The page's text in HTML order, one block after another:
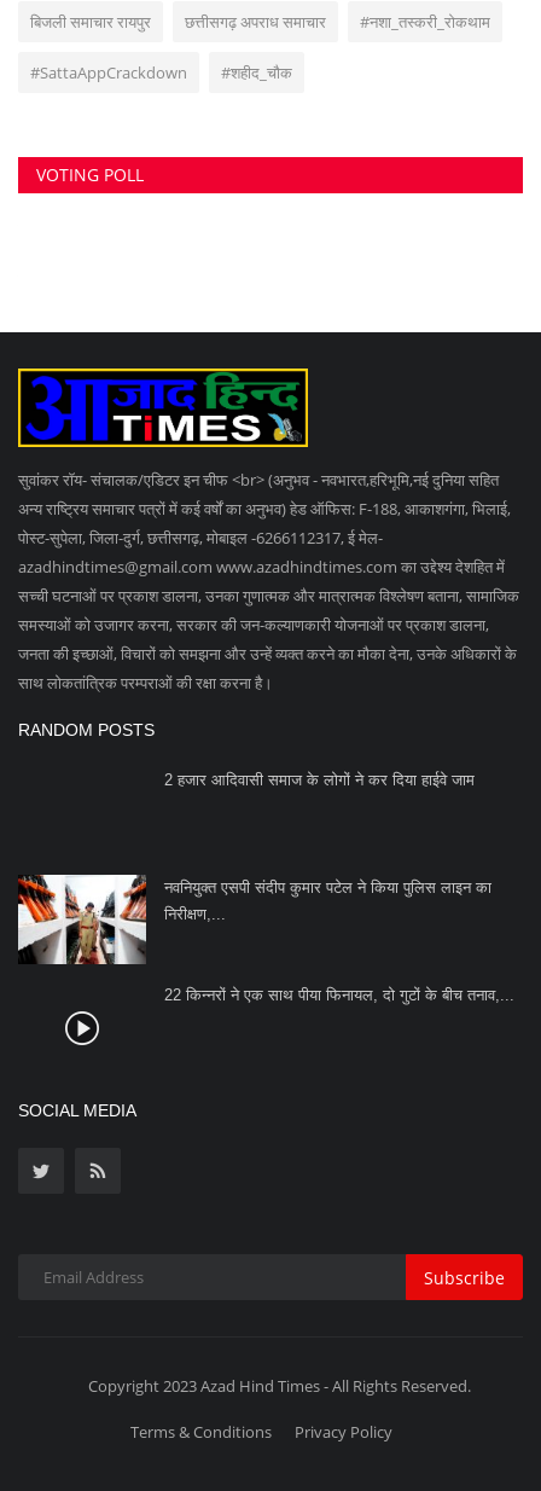
बिजली समाचार रायपुर छत्तीसगढ़ अपराध समाचार #नशा_तस्करी_रोकथाम
#SattaAppCrackdown #शहीद_चौक
VOTING POLL
सुवांकर रॉय- संचालक/एडिटर इन चीफ <br> (अनुभव - नवभारत,हरिभूमि,नई दुनिया सहित
अन्य राष्ट्रिय समाचार पत्रों में कई वर्षों का अनुभव) हेड ऑफिस: F-188, आकाशगंगा, भिलाई,
पोस्ट-सुपेला, जिला-दुर्ग, छत्तीसगढ़, मोबाइल -6266112317, ई मेल-
azadhindtimes@gmail.com www.azadhindtimes.com का उद्देश्य देशहित में
सच्ची घटनाओं पर प्रकाश डालना, उनका गुणात्मक और मात्रात्मक विश्लेषण बताना, सामाजिक
समस्याओं को उजागर करना, सरकार की जन-कल्याणकारी योजनाओं पर प्रकाश डालना,
जनता की इच्छाओं, विचारों को समझना और उन्हें व्यक्त करने का मौका देना, उनके अधिकारों के
साथ लोकतांत्रिक परम्पराओं की रक्षा करना है।
RANDOM POSTS
2 हजार आदिवासी समाज के लोगों ने कर दिया हाईवे जाम
नवनियुक्त एसपी संदीप कुमार पटेल ने किया पुलिस लाइन का
निरीक्षण,...
22 किन्नरों ने एक साथ पीया फिनायल, दो गुटों के बीच तनाव,...
SOCIAL MEDIA
Subscribe
Copyright 2023 Azad Hind Times - All Rights Reserved.
Terms & Conditions Privacy Policy